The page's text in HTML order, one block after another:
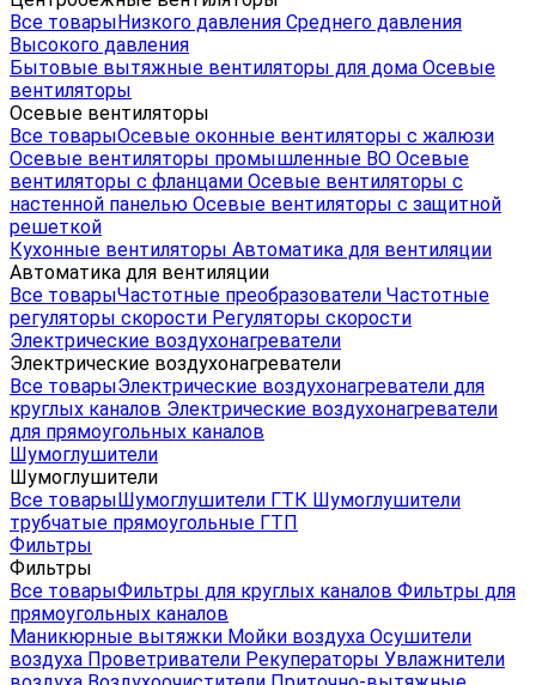
Все товарыНизкого давления Среднего давления
Высокого давления
Бытовые вытяжные вентиляторы для дома Осевые
вентиляторы
Осевые вентиляторы
Все товарыОсевые оконные вентиляторы с жалюзи
Осевые вентиляторы промышленные ВО Осевые
вентиляторы с фланцами Осевые вентиляторы с
настенной панелью Осевые вентиляторы с защитной
решеткой
Кухонные вентиляторы Автоматика для вентиляции
Автоматика для вентиляции
Все товарыЧастотные преобразователи Частотные
регуляторы скорости Регуляторы скорости
Электрические воздухонагреватели
Электрические воздухонагреватели
Все товарыЭлектрические воздухонагреватели для
круглых каналов Электрические воздухонагреватели
для прямоугольных каналов
Шумоглушители
Шумоглушители
Все товарыШумоглушители ГТК Шумоглушители
трубчатые прямоугольные ГТП
Фильтры
Фильтры
Все товарыФильтры для круглых каналов Фильтры для
прямоугольных каналов
Маникюрные вытяжки Мойки воздуха Осушители
воздуха Проветриватели Рекуператоры Увлажнители